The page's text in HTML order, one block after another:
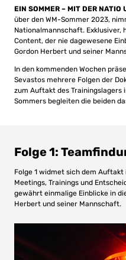
EIN SOMMER – MIT DER NATIO
über den WM-Sommer 2023,
Nationalmannschaft. Exklusiver,
Content, der nie dagewesene
Gordon Herbert und seiner
In den kommenden Wochen
Sevastos mehrere Folgen der
zum Auftakt des Trainingslagers
Sommers begleiten die beiden
Folge 1:
Folge 1 widmet sich dem Auftakt
Meetings, Trainings und
gewährt einmalige Einblicke in
Herbert und seiner Mannschaft.